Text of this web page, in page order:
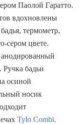
Паолой Гаратто.
вдохновлены
термометр,
сером цвете.
анодированный
бадьи
осиной
носик
Tylo Combi.